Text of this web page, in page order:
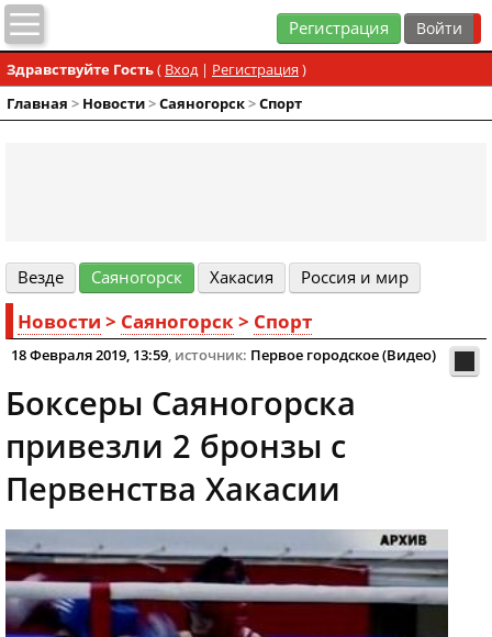
Регистрация
Здравствуйте Гость( Вход| Регистрация )
Главная > Новости>Cаяногорск>Спорт
Везде Cаяногорск Хакасия Россия и мир
Новости > Cаяногорск> Спорт
18 Февраля 2019, 13:59, источник: Первое городское (Видео)
Боксеры Саяногорска
привезли 2 бронзы с
Первенства Хакасии